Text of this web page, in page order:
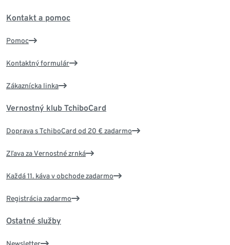
Kontakt a pomoc
Pomoc
Kontaktný formulár
Zákaznícka linka
Vernostný klub TchiboCard
Doprava s TchiboCard od 20 € zadarmo
Zľava za Vernostné zrnká
Každá 11. káva v obchode zadarmo
Registrácia zadarmo
Ostatné služby